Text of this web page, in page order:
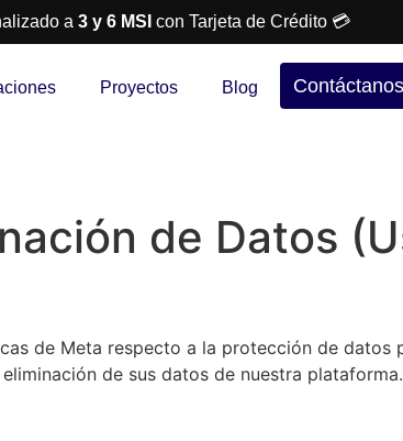
a 3 y 6 MSI con Tarjeta de Crédito 💳
Proyectos Blog
de Datos
de Meta respecto a la protección de datos
de sus datos de nuestra plataforma.